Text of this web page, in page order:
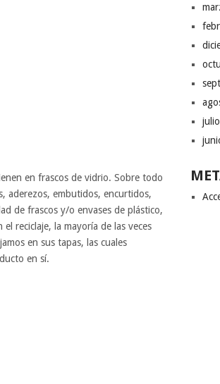
en frascos de vidrio. Sobre todo
aderezos, embutidos, encurtidos,
de frascos y/o envases de plástico,
reciclaje, la mayoría de las veces
en sus tapas, las cuales
en sí.